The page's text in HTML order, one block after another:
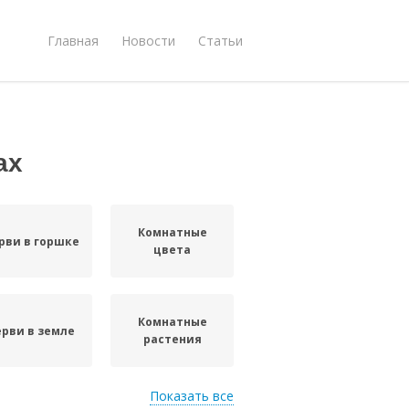
Главная Новости Статьи
в горшке
Комнатные
цвета
в земле
Комнатные
растения
Червячок в
Показать все